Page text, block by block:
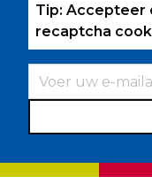
Tip: Accepteer
recaptcha